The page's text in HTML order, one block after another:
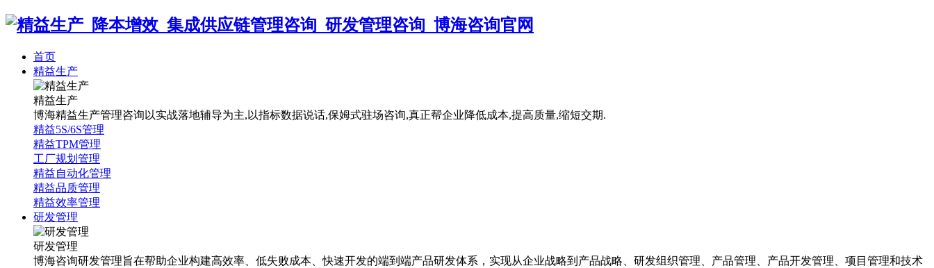
首页
精益生产
精益生产
博海精益生产管理咨询以实战落地辅导为主,以指标数据说话,保姆式驻场咨询,真正帮企业降低成本,提高质量,缩短交期.
精益5S/6S管理
精益TPM管理
工厂规划管理
精益自动化管理
精益品质管理
精益效率管理
研发管理
研发管理
博海咨询研发管理旨在帮助企业构建高效率、低失败成本、快速开发的端到端产品研发体系，实现从企业战略到产品战略、研发组织管理、产品管理、产品开发管理、项目管理和技术